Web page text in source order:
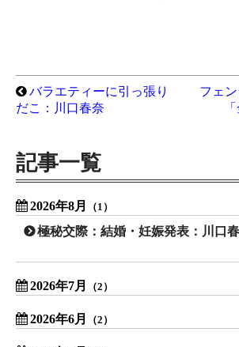
バラエティーに引っ張り
だこ：川口春奈
フェ
記事一覧
2026年8月 （1）
極秘交際：結婚・妊娠発表：川口
2026年7月 （2）
2026年6月 （2）